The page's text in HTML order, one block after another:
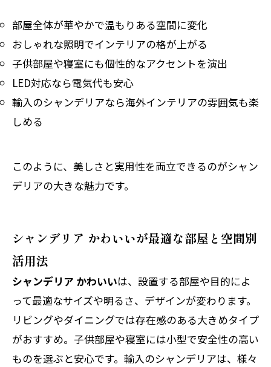
部屋全体が華やかで温もりある空間に変化
おしゃれな照明でインテリアの格が上がる
子供部屋や寝室にも個性的なアクセントを演出
LED対応なら電気代も安心
輸入のシャンデリアなら海外インテリアの雰囲気も楽
しめる
このように、美しさと実用性を両立できるのがシャン
デリアの大きな魅力です。
シャンデリア かわいいが最適な部屋と空間別
活用法
シャンデリア かわいいは、設置する部屋や目的によ
って最適なサイズや明るさ、デザインが変わります。
リビングやダイニングでは存在感のある大きめタイプ
がおすすめ。子供部屋や寝室には小型で安全性の高い
ものを選ぶと安心です。輸入のシャンデリアは、様々